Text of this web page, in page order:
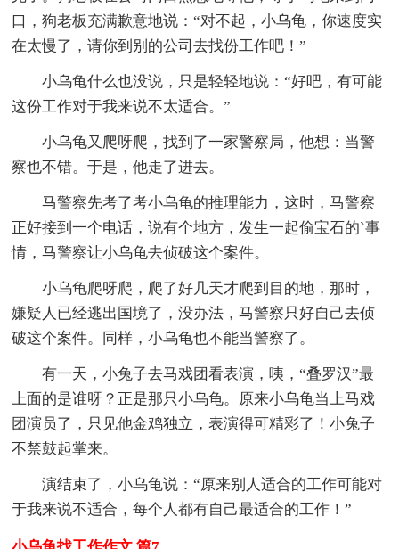
口，狗老板充满歉意地说：“对不起，小乌龟，你速度实
在太慢了，请你到别的公司去找份工作吧！”
小乌龟什么也没说，只是轻轻地说：“好吧，有可能
这份工作对于我来说不太适合。”
小乌龟又爬呀爬，找到了一家警察局，他想：当警
察也不错。于是，他走了进去。
马警察先考了考小乌龟的推理能力，这时，马警察
正好接到一个电话，说有个地方，发生一起偷宝石的`事
情，马警察让小乌龟去侦破这个案件。
小乌龟爬呀爬，爬了好几天才爬到目的地，那时，
嫌疑人已经逃出国境了，没办法，马警察只好自己去侦
破这个案件。同样，小乌龟也不能当警察了。
有一天，小兔子去马戏团看表演，咦，“叠罗汉”最
上面的是谁呀？正是那只小乌龟。原来小乌龟当上马戏
团演员了，只见他金鸡独立，表演得可精彩了！小兔子
不禁鼓起掌来。
演结束了，小乌龟说：“原来别人适合的工作可能对
于我来说不适合，每个人都有自己最适合的工作！”